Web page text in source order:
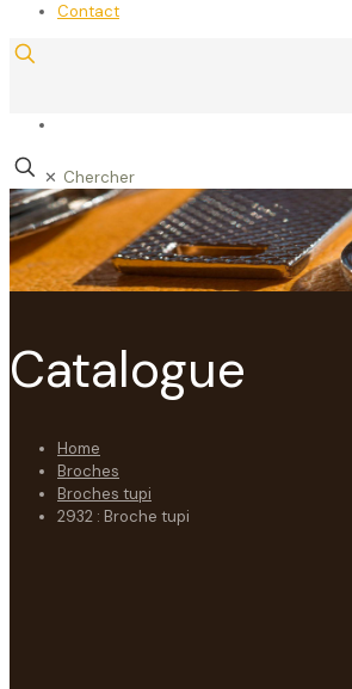
Contact
✕
Catalogue
Home
Broches
Broches tupi
2932 : Broche tupi